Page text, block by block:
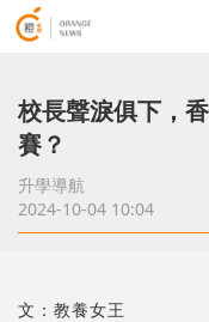
校長聲淚俱下，
賽？
升學導航
2024-10-04 10:04
文：教養女王